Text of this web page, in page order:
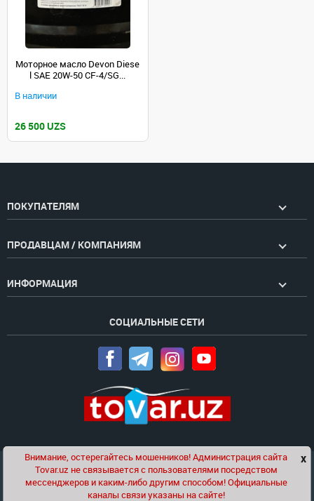
Моторное масло Devon Diese
l SAE 20W-50 CF-4/SG...
В наличии
26 500 UZS
ПОКУПАТЕЛЯМ
ПРОДАВЦАМ / КОМПАНИЯМ
ИНФОРМАЦИЯ
СОЦИАЛЬНЫЕ СЕТИ
Проект компанииGolden Pages
© 2020-2026 tovar.uz | Все права защищены
Чат x
Внимание, остерегайтесь мошенников! Администрация сайта
Tovar.uz не связывается с пользователями посредством
мессенджеров и каким-либо другим способом! Официальные
каналы связи указаны на сайте!